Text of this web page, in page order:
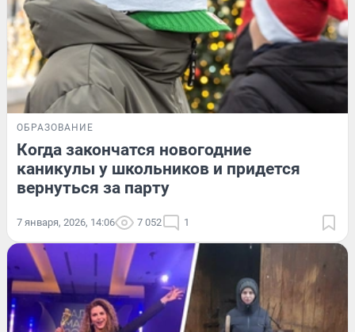
ОБРАЗОВАНИЕ
Когда закончатся новогодние
каникулы у школьников и придется
вернуться за парту
7 января, 2026, 14:06 7 052 1